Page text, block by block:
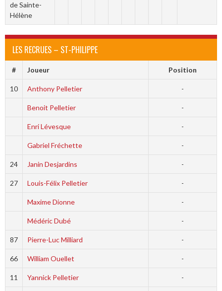
de Sainte-
Hélène
LES RECRUES – ST-PHILIPPE
# Joueur Position
10 Anthony Pelletier -
Benoit Pelletier -
Enri Lévesque -
Gabriel Fréchette -
24 Janin Desjardins -
27 Louis-Félix Pelletier -
Maxime Dionne -
Médéric Dubé -
87 Pierre-Luc Milliard -
66 William Ouellet -
11 Yannick Pelletier -